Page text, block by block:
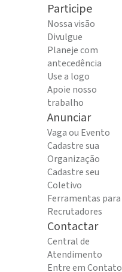
Participe
Nossa visão
Divulgue
Planeje com
antecedência
Use a logo
Apoie nosso
trabalho
Anunciar
Vaga ou Evento
Cadastre sua
Organização
Cadastre seu
Coletivo
Ferramentas para
Recrutadores
Contactar
Central de
Atendimento
Entre em Contato